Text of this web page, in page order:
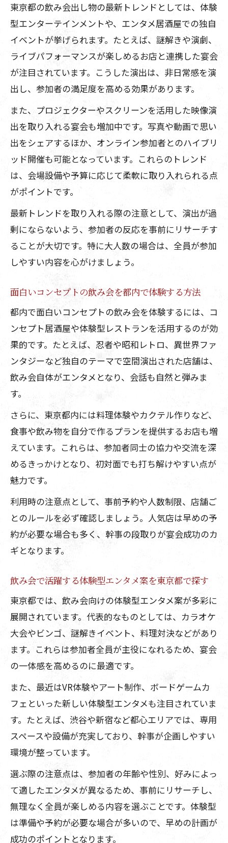
飲み会企画で人気の体験型エンタメを東
京都で体験
面白い演出で東京都の宴会が変わる理由
東京都の飲み会を楽しくする面白い演出
術
出案
東京都で話題の面白い飲み会出し物効果
とは
宴会が盛り上がる東京都のユニーク企画
例
面白い体験型飲み会演出が人気な理由を
解説
飲み会で困ったときに役立つ東京都発案出し
物
飲み会の悩みを解決する東京都発案出し
物
急な飲み会でも使える東京都の演出アイ
デア
東京都で人気の困った時に頼れる飲み会
企画
参加者を飽きさせない東京都発の出し物
幹事経験者が選ぶ東京都飲み会お助け演
出
交流重視なら東京都のエンタメ宴会が最適
交流を深める東京都のエンタメ飲み会企
画法
飲み会で自然に交流できる東京都の演出
案
東京都で人気の交流型エンタメ宴会体験
飲み会が盛り上がる東京都の交流企画特
集
参加者の距離が縮まる東京都発の飲み会
演出
東京都の飲み会出し物の最新トレンドとしては、体験
型エンターテインメントや、エンタメ居酒屋での独自
イベントが挙げられます。たとえば、謎解きや演劇、
ライブパフォーマンスが楽しめるお店と連携した宴会
が注目されています。こうした演出は、非日常感を演
出し、参加者の満足度を高める効果があります。
また、プロジェクターやスクリーンを活用した映像演
出を取り入れる宴会も増加中です。写真や動画で思い
出をシェアするほか、オンライン参加者とのハイブリ
ッド開催も可能となっています。これらのトレンド
は、会場設備や予算に応じて柔軟に取り入れられる点
がポイントです。
最新トレンドを取り入れる際の注意として、演出が過
剰にならないよう、参加者の反応を事前にリサーチす
ることが大切です。特に大人数の場合は、全員が参加
しやすい内容を心がけましょう。
面白いコンセプトの飲み会を都内で体験する方法
都内で面白いコンセプトの飲み会を体験するには、コ
ンセプト居酒屋や体験型レストランを活用するのが効
果的です。たとえば、忍者や昭和レトロ、異世界ファ
ンタジーなど独自のテーマで空間演出された店舗は、
飲み会自体がエンタメとなり、会話も自然と弾みま
す。
さらに、東京都内には料理体験やカクテル作りなど、
食事や飲み物を自分で作るプランを提供するお店も増
えています。これらは、参加者同士の協力や交流を深
めるきっかけとなり、初対面でも打ち解けやすい点が
魅力です。
利用時の注意点として、事前予約や人数制限、店舗ご
とのルールを必ず確認しましょう。人気店は早めの予
約が必要な場合も多く、幹事の段取りが宴会成功のカ
ギとなります。
飲み会で活躍する体験型エンタメ案を東京都で探す
東京都では、飲み会向けの体験型エンタメ案が多彩に
展開されています。代表的なものとしては、カラオケ
大会やビンゴ、謎解きイベント、料理対決などがあり
ます。これらは参加者全員が主役になれるため、宴会
の一体感を高めるのに最適です。
また、最近はVR体験やアート制作、ボードゲームカ
フェといった新しい体験型エンタメも注目されていま
す。たとえば、渋谷や新宿など都心エリアでは、専用
スペースや設備が充実しており、幹事が企画しやすい
環境が整っています。
選ぶ際の注意点は、参加者の年齢や性別、好みによっ
て適したエンタメが異なるため、事前にリサーチし、
無理なく全員が楽しめる内容を選ぶことです。体験型
は準備や予約が必要な場合が多いので、早めの計画が
成功のポイントとなります。